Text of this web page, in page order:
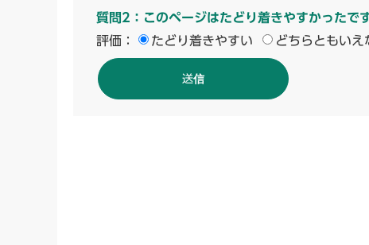
質問2：このページはたどり着きやすかったで
評価：
たどり着きやすい どちらともいえ